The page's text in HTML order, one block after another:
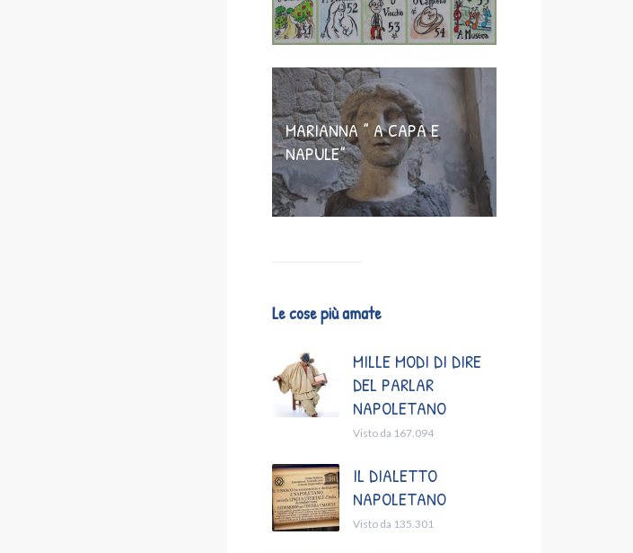
MARIANNA ” A CAPA E
NAPULE”
Le cose più amate
MILLE MODI DI DIRE
DEL PARLAR
NAPOLETANO
Visto da 167.094
IL DIALETTO
NAPOLETANO
Visto da 135.301